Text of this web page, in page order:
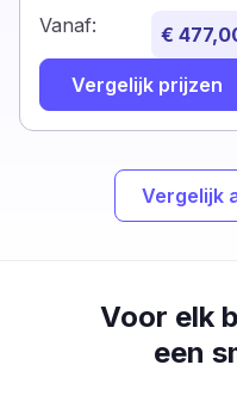
Vanaf: €
Vergelijk prijzen
Vergelijk
Voor elk
een